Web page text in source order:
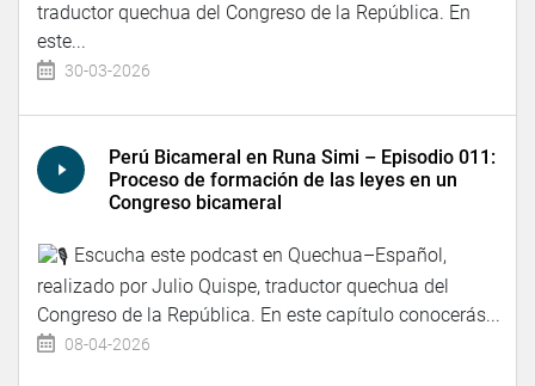
traductor quechua del Congreso de la República. En
este...
30-03-2026
Perú Bicameral en Runa Simi – Episodio 011:
Proceso de formación de las leyes en un
Congreso bicameral
Escucha este podcast en Quechua–Español,
realizado por Julio Quispe, traductor quechua del
Congreso de la República. En este capítulo conocerás...
08-04-2026